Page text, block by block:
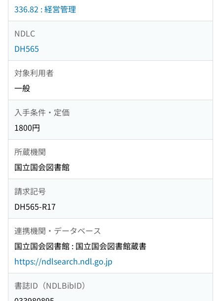
336.82 : 経営管理
NDLC
DH565
対象利用者
一般
入手条件・定価
1800円
所蔵機関
国立国会図書館
請求記号
DH565-R17
連携機関・データベース
国立国会図書館 : 国立国会図書館蔵書
https://ndlsearch.ndl.go.jp
書誌ID（NDLBibID）